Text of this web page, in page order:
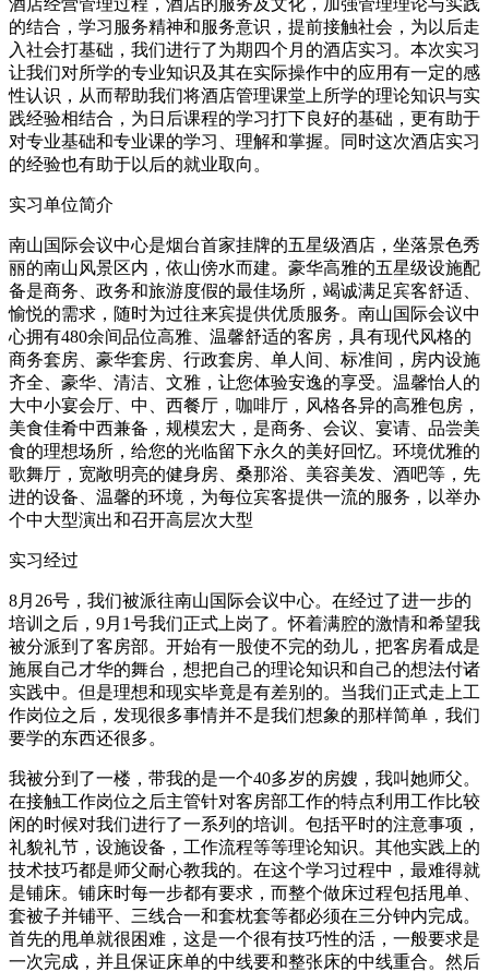
的结合，学习服务精神和服务意识，提前接触社会，为以后走
入社会打基础，我们进行了为期四个月的酒店实习。本次实习
让我们对所学的专业知识及其在实际操作中的应用有一定的感
性认识，从而帮助我们将酒店管理课堂上所学的理论知识与实
践经验相结合，为日后课程的学习打下良好的基础，更有助于
对专业基础和专业课的学习、理解和掌握。同时这次酒店实习
的经验也有助于以后的就业取向。
实习单位简介
南山国际会议中心是烟台首家挂牌的五星级酒店，坐落景色秀
丽的南山风景区内，依山傍水而建。豪华高雅的五星级设施配
备是商务、政务和旅游度假的最佳场所，竭诚满足宾客舒适、
愉悦的需求，随时为过往来宾提供优质服务。南山国际会议中
心拥有480余间品位高雅、温馨舒适的客房，具有现代风格的
商务套房、豪华套房、行政套房、单人间、标准间，房内设施
齐全、豪华、清洁、文雅，让您体验安逸的享受。温馨怡人的
大中小宴会厅、中、西餐厅，咖啡厅，风格各异的高雅包房，
美食佳肴中西兼备，规模宏大，是商务、会议、宴请、品尝美
食的理想场所，给您的光临留下永久的美好回忆。环境优雅的
歌舞厅，宽敞明亮的健身房、桑那浴、美容美发、酒吧等，先
进的设备、温馨的环境，为每位宾客提供一流的服务，以举办
个中大型演出和召开高层次大型
实习经过
8月26号，我们被派往南山国际会议中心。在经过了进一步的
培训之后，9月1号我们正式上岗了。怀着满腔的激情和希望我
被分派到了客房部。开始有一股使不完的劲儿，把客房看成是
施展自己才华的舞台，想把自己的理论知识和自己的想法付诸
实践中。但是理想和现实毕竟是有差别的。当我们正式走上工
作岗位之后，发现很多事情并不是我们想象的那样简单，我们
要学的东西还很多。
我被分到了一楼，带我的是一个40多岁的房嫂，我叫她师父。
在接触工作岗位之后主管针对客房部工作的特点利用工作比较
闲的时候对我们进行了一系列的培训。包括平时的注意事项，
礼貌礼节，设施设备，工作流程等等理论知识。其他实践上的
技术技巧都是师父耐心教我的。在这个学习过程中，最难得就
是铺床。铺床时每一步都有要求，而整个做床过程包括甩单、
套被子并铺平、三线合一和套枕套等都必须在三分钟内完成。
首先的甩单就很困难，这是一个很有技巧性的活，一般要求是
一次完成，并且保证床单的中线要和整张床的中线重合。然后